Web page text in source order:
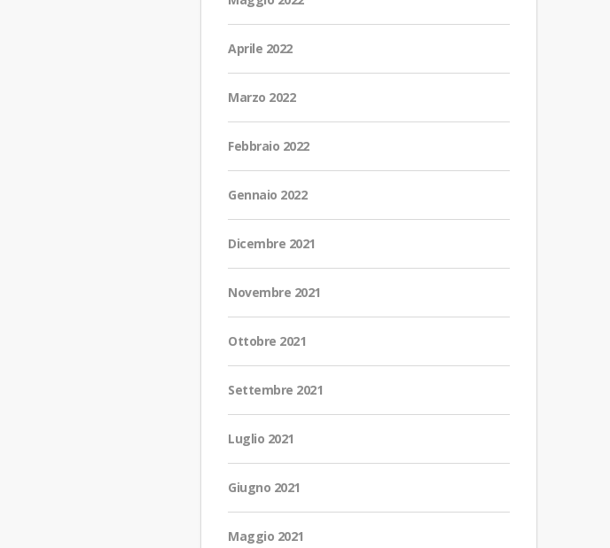
Aprile 2022
Marzo 2022
Febbraio 2022
Gennaio 2022
Dicembre 2021
Novembre 2021
Ottobre 2021
Settembre 2021
Luglio 2021
Giugno 2021
Maggio 2021